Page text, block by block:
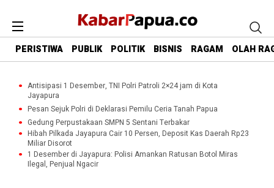
PERISTIWA PUBLIK POLITIK BISNIS RAGAM OLAH
Antisipasi 1 Desember, TNI Polri Patroli 2×24 jam di Kota
Jayapura
Pesan Sejuk Polri di Deklarasi Pemilu Ceria Tanah Papua
Gedung Perpustakaan SMPN 5 Sentani Terbakar
Hibah Pilkada Jayapura Cair 10 Persen, Deposit Kas Daerah Rp23
Miliar Disorot
1 Desember di Jayapura: Polisi Amankan Ratusan Botol Miras
Ilegal, Penjual Ngacir